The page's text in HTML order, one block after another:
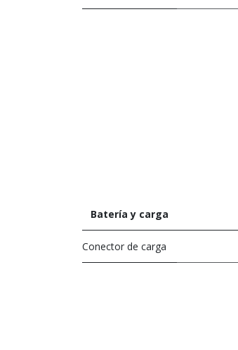
Batería y carga
Conector de carga